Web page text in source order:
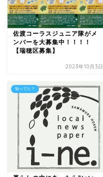
佐渡コーラスジュニア隊がメ
ンバーを大募集中！！！！
【瑞穂区募集】
2023年10月3日
知ってた？